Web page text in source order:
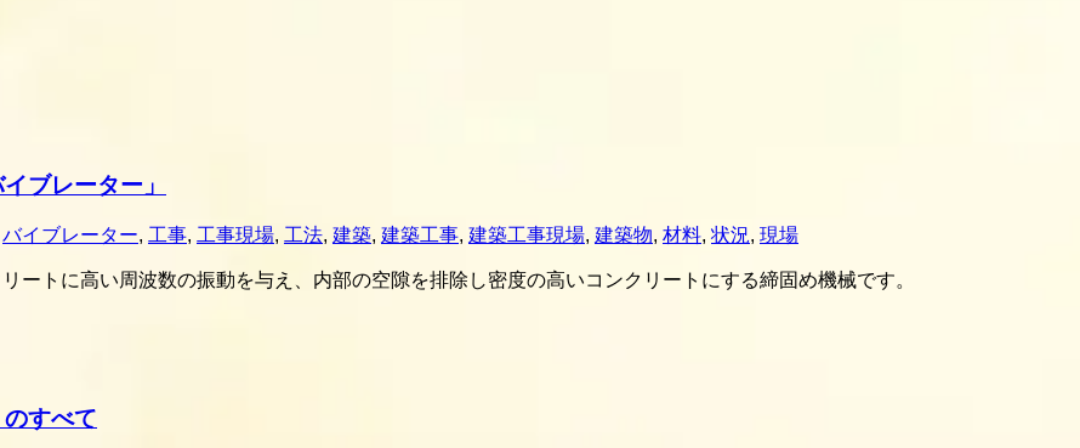
ブレーター」
バイブレーター, 工事, 工事現場, 工法, 建築, 建築工事, 建築工事現場, 建築物, 材料, 状況, 現場
ートに高い周波数の振動を与え、内部の空隙を排除し密度の高いコンクリートにする締固め機械です。
すべて